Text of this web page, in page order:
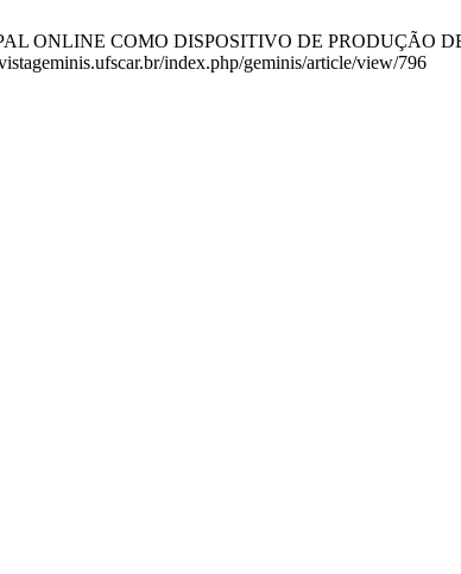
ONLINE COMO DISPOSITIVO DE PRODUÇÃO
index.php/geminis/article/view/796